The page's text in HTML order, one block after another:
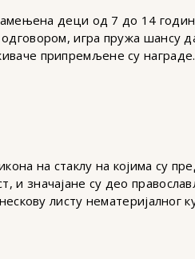
деци од 7 до 14
игра пружа шансу
припремљене су
на стаклу на којима су
и значајане су део
листу нематеријалног